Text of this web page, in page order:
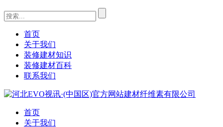
首页
关于我们
装修建材知识
装修建材百科
联系我们
首页
关于我们